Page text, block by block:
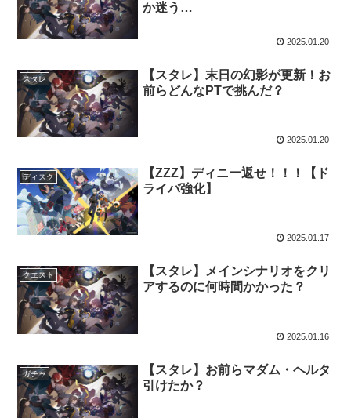
か迷う…
2025.01.20
スタレ
【スタレ】末日の幻影が更新！お
前らどんなPTで挑んだ？
2025.01.20
ディスク
【ZZZ】ディニー返せ！！！【ド
ライバ強化】
2025.01.17
クエスト
【スタレ】メインシナリオをクリ
アするのに何時間かかった？
2025.01.16
ガチャ
【スタレ】お前らマダム・ヘルタ
引けたか？